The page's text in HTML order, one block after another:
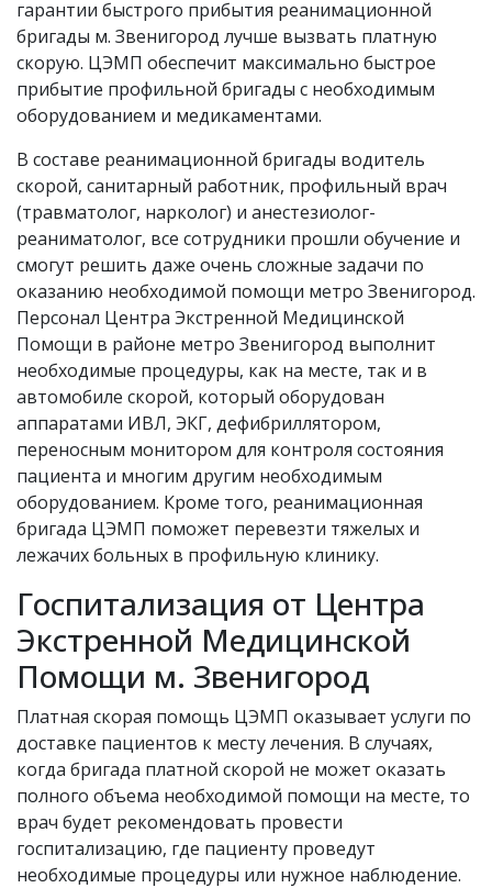
гарантии быстрого прибытия реанимационной
бригады м. Звенигород лучше вызвать платную
скорую. ЦЭМП обеспечит максимально быстрое
прибытие профильной бригады с необходимым
оборудованием и медикаментами.
В составе реанимационной бригады водитель
скорой, санитарный работник, профильный врач
(травматолог, нарколог) и анестезиолог-
реаниматолог, все сотрудники прошли обучение и
смогут решить даже очень сложные задачи по
оказанию необходимой помощи метро Звенигород.
Персонал Центра Экстренной Медицинской
Помощи в районе метро Звенигород выполнит
необходимые процедуры, как на месте, так и в
автомобиле скорой, который оборудован
аппаратами ИВЛ, ЭКГ, дефибриллятором,
переносным монитором для контроля состояния
пациента и многим другим необходимым
оборудованием. Кроме того, реанимационная
бригада ЦЭМП поможет перевезти тяжелых и
лежачих больных в профильную клинику.
Госпитализация от Центра
Экстренной Медицинской
Помощи м. Звенигород
Платная скорая помощь ЦЭМП оказывает услуги по
доставке пациентов к месту лечения. В случаях,
когда бригада платной скорой не может оказать
полного объема необходимой помощи на месте, то
врач будет рекомендовать провести
госпитализацию, где пациенту проведут
необходимые процедуры или нужное наблюдение.